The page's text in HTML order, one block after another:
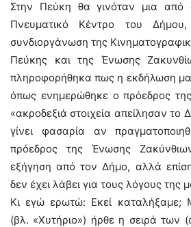
Στην Πεύκη θα γινόταν μια από
Πνευματικό Κέντρο του
συνδιοργάνωση της
Πεύκης και της Ένωσης
πληροφορήθηκα πως η εκδήλωση
όπως ενημερώθηκε ο πρόεδρος
«ακροδεξιά στοιχεία απείλησαν
γίνει φασαρία αν
πρόεδρος της Ένωσης
εξήγηση από τον Δήμο, αλλά
δεν έχει λάβει για τους λόγους της
Κι εγώ ερωτώ: Εκεί καταλήξαμε;
(βλ. «Χυτήριο») ήρθε η σειρά των